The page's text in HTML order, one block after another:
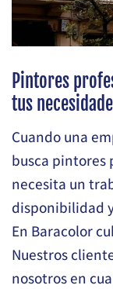
Pintores
tus
Cuando una
busca pintores
necesita un
disponibilidad
En Baracolor
Nuestros
nosotros en